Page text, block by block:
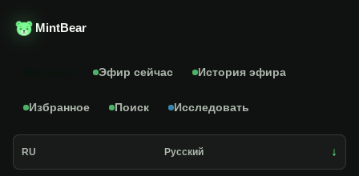
MintBear
Эфир сейчас История эфира
Избранное Поиск Исследовать
RU Русский